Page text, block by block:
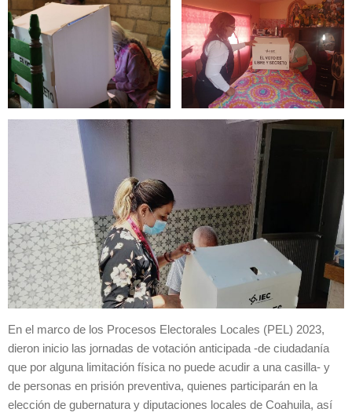
En el marco de los Procesos Electorales Locales (PEL) 2023,
dieron inicio las jornadas de votación anticipada -de ciudadanía
que por alguna limitación física no puede acudir a una casilla- y
de personas en prisión preventiva, quienes participarán en la
elección de gubernatura y diputaciones locales de Coahuila, así